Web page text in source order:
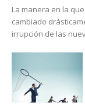
La manera en la
cambiado
irrupción de las